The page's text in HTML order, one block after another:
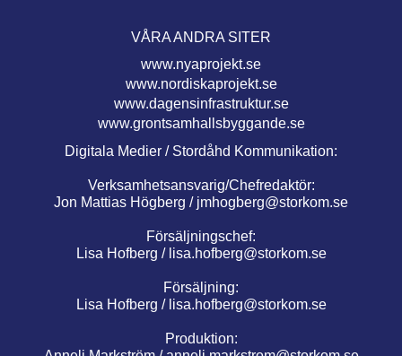
VÅRA ANDRA SITER
www.nyaprojekt.se
www.nordiskaprojekt.se
www.dagensinfrastruktur.se
www.grontsamhallsbyggande.se
Digitala Medier / Stordåhd Kommunikation:
Verksamhetsansvarig/Chefredaktör:
Jon Mattias Högberg / jmhogberg@storkom.se
Försäljningschef:
Lisa Hofberg / lisa.hofberg@storkom.se
Försäljning:
Lisa Hofberg / lisa.hofberg@storkom.se
Produktion: